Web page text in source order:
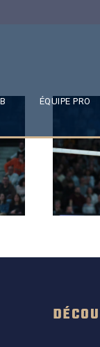
ÉQUIPE PRO